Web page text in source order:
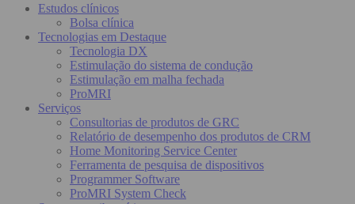
Estudos clínicos
Bolsa clínica
Tecnologias em Destaque
Tecnologia DX
Estimulação do sistema de condução
Estimulação em malha fechada
ProMRI
Serviços
Consultorias de produtos de GRC
Relatório de desempenho dos produtos de CRM
Home Monitoring Service Center
Ferramenta de pesquisa de dispositivos
Programmer Software
ProMRI System Check